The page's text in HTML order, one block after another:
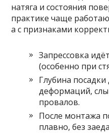
натяга и состояния
практике чаще
а с признаками
Запрессовка
(особенно при
Глубина посадки
деформаций,
провалов.
После монтажа
плавно, без